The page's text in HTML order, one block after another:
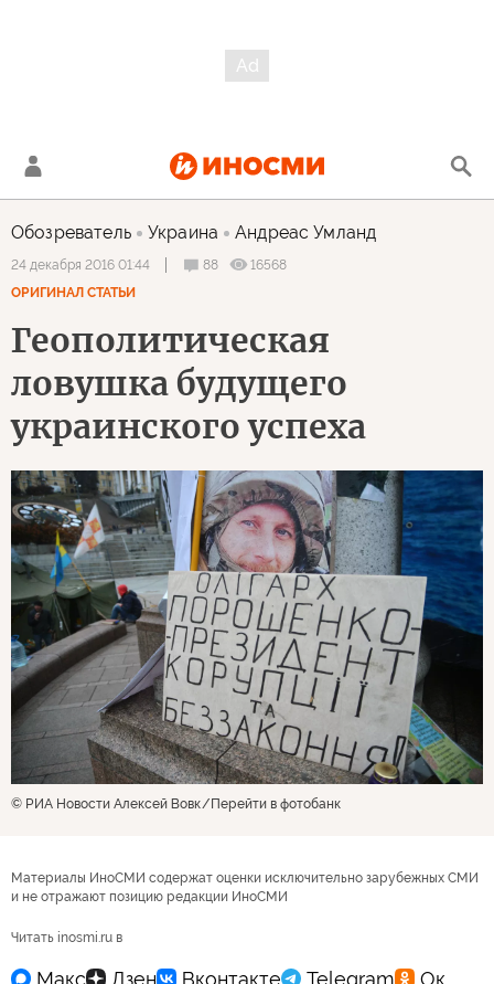
Обозреватель Украина Андреас Умланд
24 декабря 2016 01:44 88
16568
ОРИГИНАЛ СТАТЬИ
Геополитическая
ловушка будущего
украинского успеха
© РИА Новости Алексей Вовк Перейти в фотобанк
Материалы ИноСМИ содержат оценки исключительно зарубежных СМИ
и не отражают позицию редакции ИноСМИ
Читать inosmi.ru в